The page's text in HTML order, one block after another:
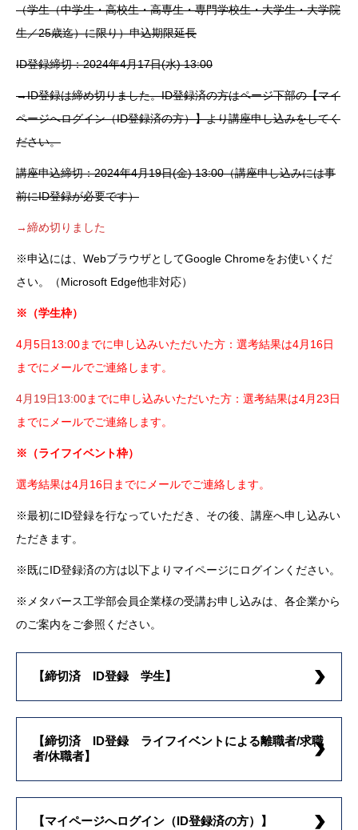
（学生（中学生・高校生・高専生・専門学校生・大学生・大学院
生／25歳迄）に限り）申込期限延長
ID登録締切：2024年4月17日(水) 13:00
→ID登録は締め切りました。ID登録済の方はページ下部の【マイ
ページへログイン（ID登録済の方）】より講座申し込みをしてく
ださい。
講座申込締切：2024年4月19日(金) 13:00（講座申し込みには事
前にID登録が必要です）
→締め切りました
※申込には、WebブラウザとしてGoogle Chromeをお使いくだ
さい。（Microsoft Edge他非対応）
※（学生枠）
4月5日13:00までに申し込みいただいた方：選考結果は4月16日
までにメールでご連絡します。
4月19日13:00までに申し込みいただいた方：選考結果は4月23日
までにメールでご連絡します。
※（ライフイベント枠）
選考結果は4月16日までにメールでご連絡します。
※最初にID登録を行なっていただき、その後、講座へ申し込みい
ただきます。
※既にID登録済の方は以下よりマイページにログインください。
※メタバース工学部会員企業様の受講お申し込みは、各企業から
のご案内をご参照ください。
【締切済 ID登録 学生】
【締切済 ID登録 ライフイベントによる離職者/求職
者/休職者】
【マイページへログイン（ID登録済の方）】